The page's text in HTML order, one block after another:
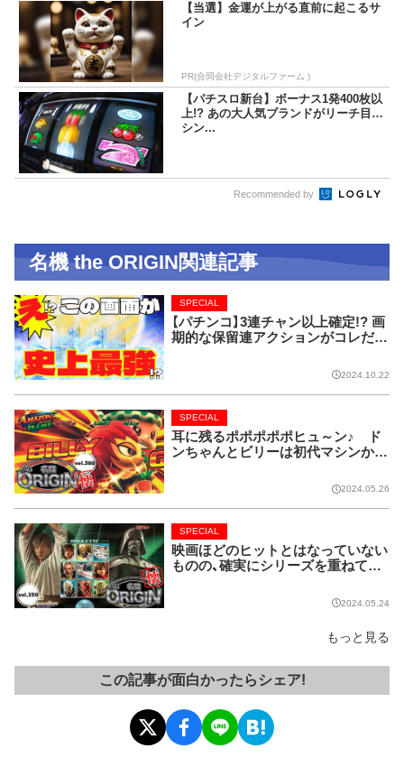
【当選】金運が上がる直前に起こるサ
イン
PR(合同会社デジタルファーム )
【パチスロ新台】ボーナス1発400枚以
上!? あの大人気ブランドがリーチ目マ
シン...
Recommended by
名機 the ORIGIN関連記事
【パチンコ】3連チャン以上確定!? 画
期的な保留連アクションがコレだ!
SPECIAL
2024.10.22
耳に残るポポポポポヒュ～ン♪ ド
ンちゃんとビリーは初代マシンから
SPECIAL
2024.05.26
映画ほどのヒットとはなっていない
ものの、確実にシリーズを重ねてい
SPECIAL
2024.05.24
もっと見る
この記事が面白かったらシェア!